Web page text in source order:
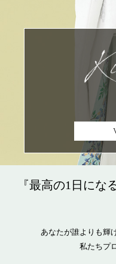
『最高の1日にな
あなたが誰よりも輝
私たちプ